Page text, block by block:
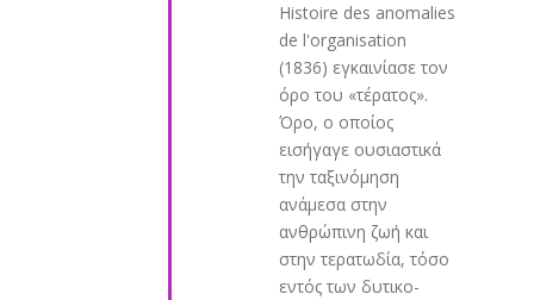
Histoire des anomalies
de l'organisation
(1836) εγκαινίασε τον
όρο του «τέρατος».
Όρο, ο οποίος
εισήγαγε ουσιαστικά
την ταξινόμηση
ανάμεσα στην
ανθρώπινη ζωή και
στην τερατωδία, τόσο
εντός των δυτικο-